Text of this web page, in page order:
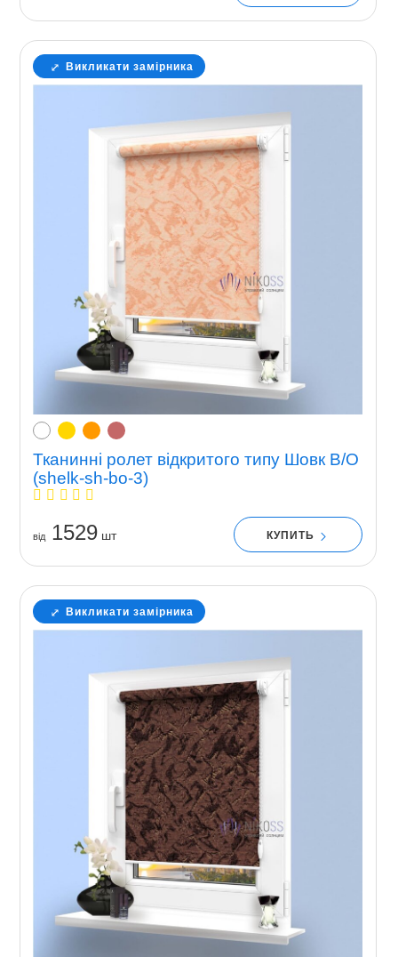
Викликати замірника
Тканинні ролет відкритого типу Шовк В/О
(shelk-sh-bo-3)
вiд1529шт КУПИТЬ
Викликати замірника